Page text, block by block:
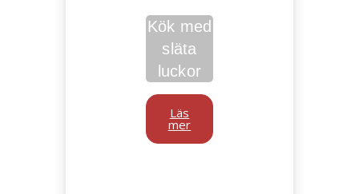
Kök med
släta
luckor
Läs
mer